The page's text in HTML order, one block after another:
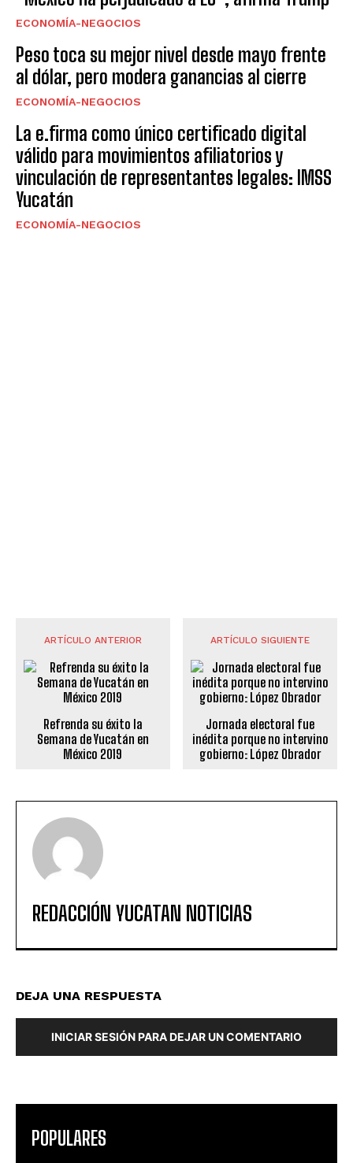
ECONOMÍA-NEGOCIOS
Peso toca su mejor nivel desde mayo frente
al dólar, pero modera ganancias al cierre
ECONOMÍA-NEGOCIOS
La e.firma como único certificado digital
válido para movimientos afiliatorios y
vinculación de representantes legales: IMSS
Yucatán
ECONOMÍA-NEGOCIOS
ARTÍCULO ANTERIOR
Refrenda su éxito la
Semana de Yucatán en
México 2019
ARTÍCULO SIGUIENTE
Jornada electoral fue
inédita porque no intervino
gobierno: López Obrador
REDACCIÓN YUCATAN NOTICIAS
DEJA UNA RESPUESTA
INICIAR SESIÓN PARA DEJAR UN COMENTARIO
POPULARES